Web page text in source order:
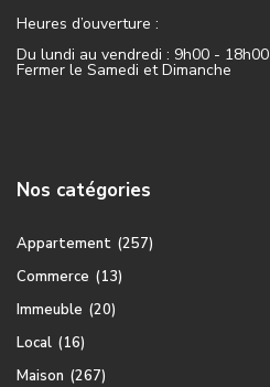
Heures d’ouverture :
Du lundi au vendredi : 9h00 - 18h00
Fermer le Samedi et Dimanche
Nos catégories
Appartement (257)
Commerce (13)
Immeuble (20)
Local (16)
Maison (267)